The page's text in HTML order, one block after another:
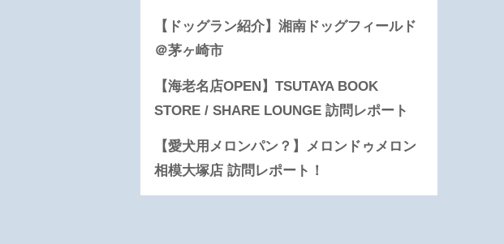
【ドッグラン紹介】湘南ドッグフィールド
＠茅ヶ崎市
【海老名店OPEN】TSUTAYA BOOK
STORE / SHARE LOUNGE 訪問レポート
【愛犬用メロンパン？】メロンドゥメロン
相模大塚店 訪問レポート！